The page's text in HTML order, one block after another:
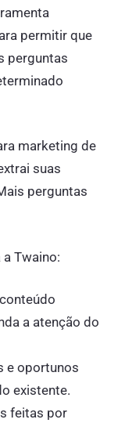
permitir que
perguntas
marketing de
suas
perguntas
Twaino:
a atenção do
e oportunos
existente.
feitas por